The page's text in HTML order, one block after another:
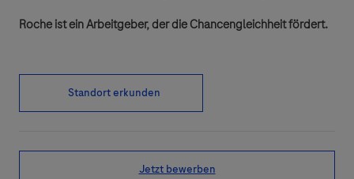
Roche ist ein Arbeitgeber, der die Chancengleichheit fördert.
Standort erkunden
Jetzt bewerben